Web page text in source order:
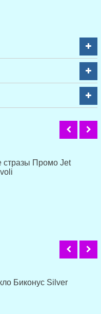
Промо Jet
Биконус Silver